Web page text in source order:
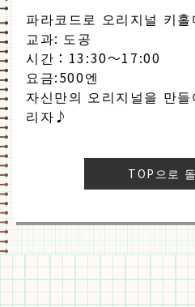
파라코드로 오리지널 키
교과: 도공
시간：13:30～17:00
요금:500엔
자신만의 오리지널을 만
리자♪
TOP으로